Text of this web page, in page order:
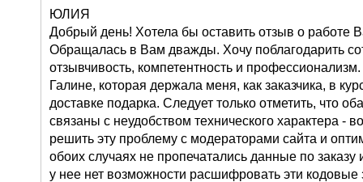
ЮЛИЯ
Добрый день! Хотела бы оставить отзыв о работе
Обращалась в Вам дважды. Хочу поблагодарить
отзывчивость, компетентность и
Галине, которая держала меня, как заказчика, в
доставке подарка. Следует только отметить, что
связаны с неудобством технического характера -
решить эту проблему с модераторами сайта и
обоих случаях не пропечатались данные по заказу
у нее нет возможности расшифровать эти кодовые